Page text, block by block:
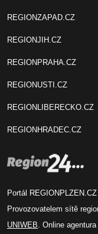
REGIONZAPAD.CZ
REGIONJIH.CZ
REGIONPRAHA.CZ
REGIONUSTI.CZ
REGIONLIBERECKO.CZ
REGIONHRADEC.CZ
Portál
Provozovatelem sítě
UNIWEB. Online